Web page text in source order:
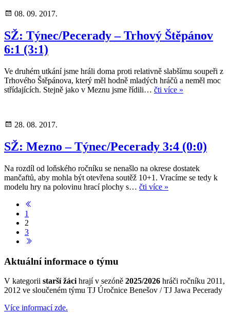
08. 09. 2017.
SŽ: Týnec/Pecerady – Trhový Štěpánov
6:1 (3:1)
Ve druhém utkání jsme hráli doma proti relativně slabšímu soupeři z
Trhového Štěpánova, který měl hodně mladých hráčů a neměl moc
střídajících. Stejně jako v Meznu jsme řídili… čti více »
28. 08. 2017.
SŽ: Mezno – Týnec/Pecerady 3:4 (0:0)
Na rozdíl od loňského ročníku se nenašlo na okrese dostatek
mančaftů, aby mohla být otevřena soutěž 10+1. Vracíme se tedy k
modelu hry na polovinu hrací plochy s… čti více »
1
2
3
Aktuální informace o týmu
V kategorii starší žácihrají v sezóně 2025/2026 hráči ročníku 2011,
2012 ve sloučeném týmu TJ Úročnice Benešov / TJ Jawa Pecerady
Více informací zde.